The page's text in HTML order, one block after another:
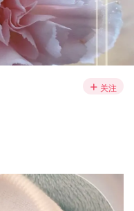
关注